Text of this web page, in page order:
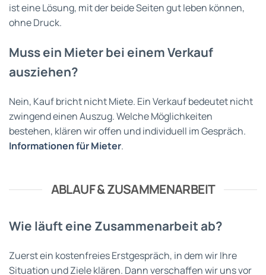
ist eine Lösung, mit der beide Seiten gut leben können,
ohne Druck.
Muss ein Mieter bei einem Verkauf
ausziehen?
Nein, Kauf bricht nicht Miete. Ein Verkauf bedeutet nicht
zwingend einen Auszug. Welche Möglichkeiten
bestehen, klären wir offen und individuell im Gespräch.
Informationen für Mieter.
ABLAUF & ZUSAMMENARBEIT
Wie läuft eine Zusammenarbeit ab?
Zuerst ein kostenfreies Erstgespräch, in dem wir Ihre
Situation und Ziele klären. Dann verschaffen wir uns vor